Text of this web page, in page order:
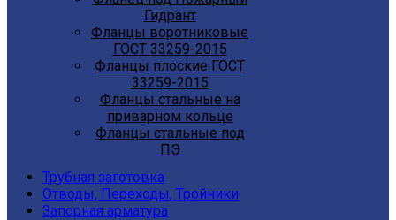
Гидрант
Фланцы воротниковые
ГОСТ 33259-2015
Фланцы плоские ГОСТ
33259-2015
Фланцы стальные на
приварном кольце
Фланцы стальные под
ПЭ
Трубная заготовка
Отводы, Переходы, Тройники
Запорная арматура